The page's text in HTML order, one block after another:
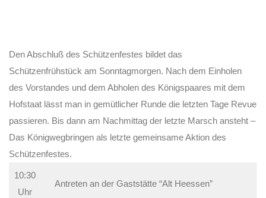
Den Abschluß des Schützenfestes bildet das
Schützenfrühstück am Sonntagmorgen. Nach dem Einholen
des Vorstandes und dem Abholen des Königspaares mit dem
Hofstaat lässt man in gemütlicher Runde die letzten Tage Revue
passieren. Bis dann am Nachmittag der letzte Marsch ansteht –
Das Königwegbringen als letzte gemeinsame Aktion des
Schützenfestes.
10:30
Uhr
Antreten an der Gaststätte “Alt Heessen”